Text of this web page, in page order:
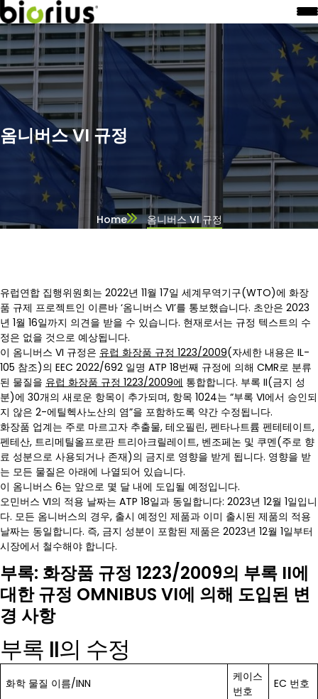
옴니버스 VI 규정
Home 옴니버스 VI 규정
유럽연합 집행위원회는 2022년 11월 17일 세계무역기구(WTO)에 화장
품 규제 프로젝트인 이른바 ‘옴니버스 VI’를 통보했습니다. 초안은 2023
년 1월 16일까지 의견을 받을 수 있습니다. 현재로서는 규정 텍스트의 수
정은 없을 것으로 예상됩니다.
이 옴니버스 VI 규정은 유럽 화장품 규정 1223/2009(자세한 내용은 IL-
105 참조)의 EEC 2022/692 일명 ATP 18번째 규정에 의해 CMR로 분류
된 물질을 유럽 화장품 규정 1223/2009에 통합합니다. 부록 II(금지 성
분)에 30개의 새로운 항목이 추가되며, 항목 1024는 “부록 VI에서 승인되
지 않은 2-에틸헥사노산의 염”을 포함하도록 약간 수정됩니다.
화장품 업계는 주로 마르고자 추출물, 테오필린, 펜타나트륨 펜테테이트,
펜테산, 트리메틸올프로판 트리아크릴레이트, 벤조페논 및 쿠멘(주로 향
료 성분으로 사용되거나 존재)의 금지로 영향을 받게 됩니다. 영향을 받
는 모든 물질은 아래에 나열되어 있습니다.
이 옴니버스 6는 앞으로 몇 달 내에 도입될 예정입니다.
오민버스 VI의 적용 날짜는 ATP 18일과 동일합니다: 2023년 12월 1일입니
다. 모든 옴니버스의 경우, 출시 예정인 제품과 이미 출시된 제품의 적용
날짜는 동일합니다. 즉, 금지 성분이 포함된 제품은 2023년 12월 1일부터
시장에서 철수해야 합니다.
부록: 화장품 규정 1223/2009의 부록 II에
대한 규정 OMNIBUS VI에 의해 도입된 변
경 사항
부록 II의 수정
화학 물질 이름/INN
케이스
번호
EC 번호